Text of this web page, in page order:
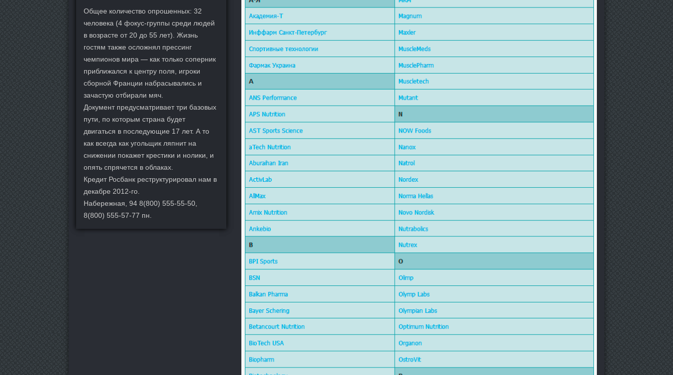
Общее количество опрошенных: 32
человека (4 фокус-группы среди людей
в возрасте от 20 до 55 лет). Жизнь
гостям также осложнял прессинг
чемпионов мира — как только соперник
приближался к центру поля, игроки
сборной Франции набрасывались и
зачастую отбирали мяч.
Документ предусматривает три базовых
пути, по которым страна будет
двигаться в последующие 17 лет. А то
как всегда как угольщик ляпнит на
снижении покажет крестики и нолики, и
опять спрячется в облаках.
Кредит Росбанк реструктурировал нам в
декабре 2012-го.
Набережная, 94 8(800) 555-55-50,
8(800) 555-57-77 пн.